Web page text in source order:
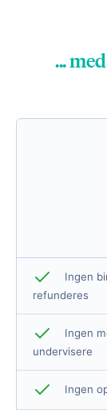
...
Ingen
refunderes
Ingen
undervisere
Ingen